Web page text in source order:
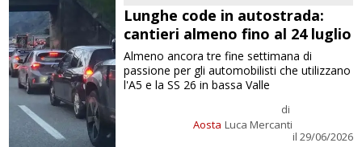
Lunghe code in autostrada:
cantieri almeno fino al 24 luglio
Aosta
di
Luca Mercanti
il 29/06/2026
Almeno ancora tre fine settimana di
passione per gli automobilisti che utilizzano
l'A5 e la SS 26 in bassa Valle